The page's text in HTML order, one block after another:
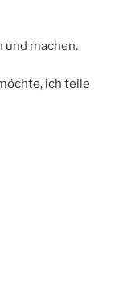
und machen.
ich teile